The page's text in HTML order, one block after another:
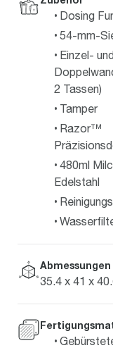
Dosing
54-mm-
Einzel- und
2 Tassen)
Tamper
Razor™
480ml
Edelstahl
Abmessungen
35.4 x 41 x